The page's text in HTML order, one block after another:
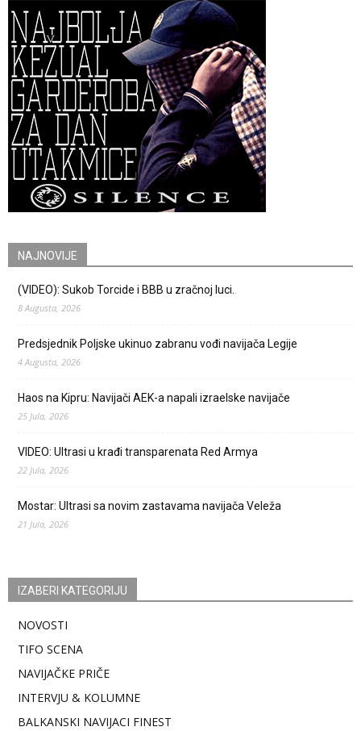
NAJNOVIJE
(VIDEO): Sukob Torcide i BBB u zračnoj luci.
8 Augusta, 2026
Predsjednik Poljske ukinuo zabranu vođi navijača Legije
4 Augusta, 2026
Haos na Kipru: Navijači AEK-a napali izraelske navijače
25 Jula, 2026
VIDEO: Ultrasi u krađi transparenata Red Armya
22 Jula, 2026
Mostar: Ultrasi sa novim zastavama navijača Veleža
21 Jula, 2026
IZABERI KATEGORIJU
NOVOSTI
TIFO SCENA
NAVIJAČKE PRIČE
INTERVJU & KOLUMNE
BALKANSKI NAVIJACI FINEST